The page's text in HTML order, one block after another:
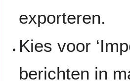
exporteren.
Kies voor
berichten in